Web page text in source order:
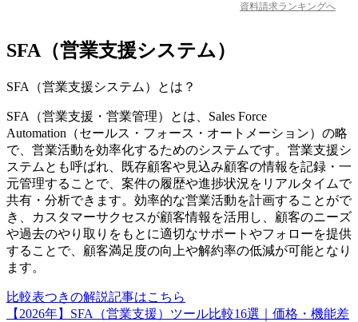
資料請求ランキングへ
SFA（営業支援システム）
SFA（営業支援システム） とは？
SFA（営業支援・営業管理）とは、Sales Force
Automation（セールス・フォース・オートメーション）の略
で、営業活動を効率化するためのシステムです。営業支援シ
ステムとも呼ばれ、既存顧客や見込み顧客の情報を記録・一
元管理することで、案件の履歴や進捗状況をリアルタイムで
共有・分析できます。効率的な営業活動を計画することがで
き、カスタマーサクセスが顧客情報を活用し、顧客のニーズ
や過去のやり取りをもとに適切なサポートやフォローを提供
することで、顧客満足度の向上や解約率の低減が可能となり
ます。
比較表つきの解説記事はこちら
【2026年】SFA（営業支援）ツール比較16選｜価格・機能差